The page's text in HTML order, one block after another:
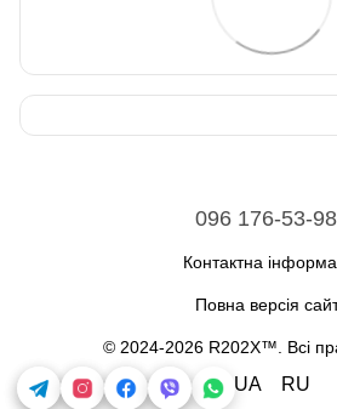
096 176-53-98
Контактна
Повна версія
© 2024-2026 R202X™. Всі
UA RU